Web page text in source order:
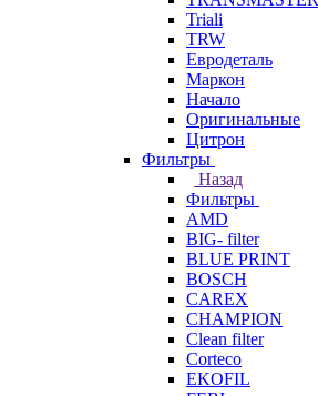
Triali
TRW
Евродеталь
Маркон
Начало
Оригинальные
Цитрон
Фильтры
Назад
Фильтры
AMD
BIG- filter
BLUE PRINT
BOSCH
CAREX
CHAMPION
Clean filter
Corteco
EKOFIL